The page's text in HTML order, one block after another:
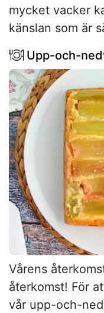
mycket vacker
känslan som är
Upp-och-
Vårens
återkomst! För
vår upp-och-